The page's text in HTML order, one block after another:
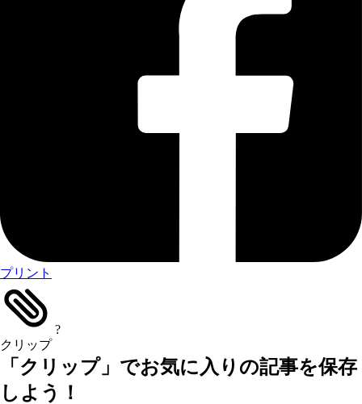
プリント
クリップ
?
「クリップ」でお気に入りの記事を保存
しよう！